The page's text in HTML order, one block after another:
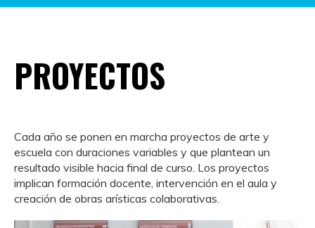
PROYECTOS
Cada año se ponen en marcha proyectos de arte y
escuela con duraciones variables y que plantean un
resultado visible hacia final de curso. Los proyectos
implican formación docente, intervención en el aula y
creación de obras arísticas colaborativas.